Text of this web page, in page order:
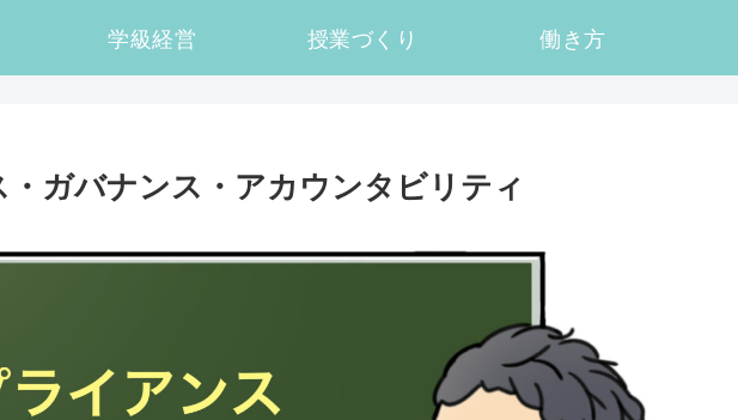
学級経営 授業づくり 働き方
ガバナンス・アカウンタビリティ